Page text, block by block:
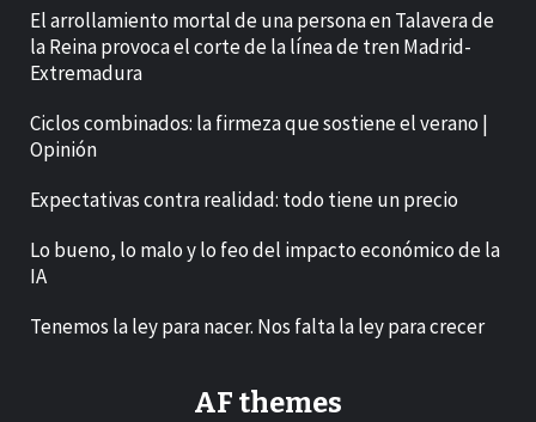
El arrollamiento mortal de una persona en Talavera de
la Reina provoca el corte de la línea de tren Madrid-
Extremadura
Ciclos combinados: la firmeza que sostiene el verano |
Opinión
Expectativas contra realidad: todo tiene un precio
Lo bueno, lo malo y lo feo del impacto económico de la
IA
Tenemos la ley para nacer. Nos falta la ley para crecer
AF themes